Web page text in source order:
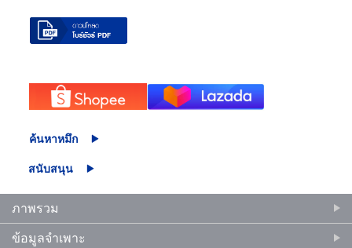
ค้นหาหมึก
สนับสนุน
ภาพรวม
ข้อมูลจำเพาะ